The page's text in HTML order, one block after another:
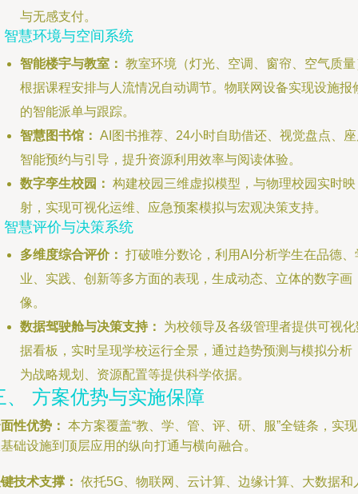
与无感支付。
智慧环境与空间系统
智能楼宇与教室： 教室环境（灯光、空调、窗帘、空气质量
根据课程安排与人流情况自动调节。物联网设备实现设施报
的智能派单与跟踪。
智慧图书馆： AI图书推荐、24小时自助借还、视觉盘点、
智能预约与引导，提升资源利用效率与阅读体验。
数字孪生校园： 构建校园三维虚拟模型，与物理校园实时映
射，实现可视化运维、应急预案模拟与宏观决策支持。
智慧评价与决策系统
多维度综合评价： 打破唯分数论，利用AI分析学生在品德、
业、实践、创新等多方面的表现，生成动态、立体的数字画
像。
数据驾驶舱与决策支持：
为校领导及各级管理者提供可视化
据看板，实时呈现学校运行全景，通过趋势预测与模拟分析
为战略规划、资源配置等提供科学依据。
、 方案优势与实施保障
性优势： 本方案覆盖“教、学、管、评、研、服”全链条，实
础设施到顶层应用的纵向打通与横向融合。
技术支撑： 依托5G、物联网、云计算、边缘计算、大数据和